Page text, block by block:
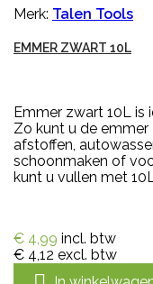
Merk: Talen Tools
EMMER ZWART 10L
Emmer zwart 10L is
Zo kunt u de
afstoffen,
schoonmaken of
kunt u vullen met
€ 4,99 incl. btw
€ 4,12 excl. btw